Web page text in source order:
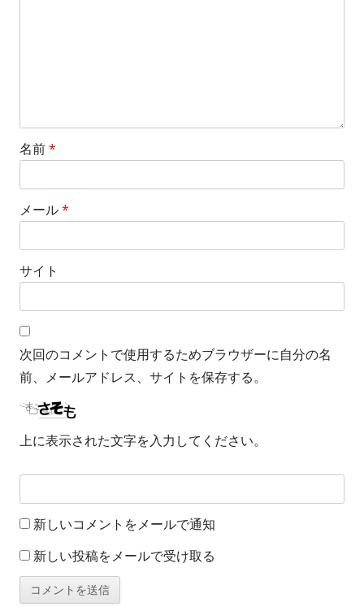
名前*
メール*
サイト
次回のコメントで使用するためブラウザーに自分の名
前、メールアドレス、サイトを保存する。
上に表示された文字を入力してください。
新しいコメントをメールで通知
新しい投稿をメールで受け取る